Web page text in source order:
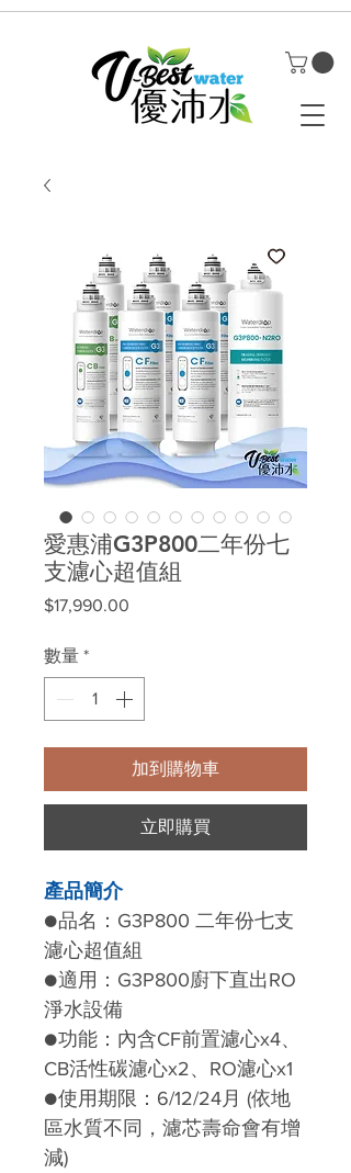
愛惠浦G3P800二年份七
支濾心超值組
$17,990.00
數量 *
加到購物車
立即購買
產品簡介
●品名：G3P800 二年份七支
濾心超值組
●適用：G3P800廚下直出RO
淨水設備
●功能：內含CF前置濾心x4、
CB活性碳濾心x2、RO濾心x1
●使用期限：6/12/24月 (依地
區水質不同，濾芯壽命會有增
減)